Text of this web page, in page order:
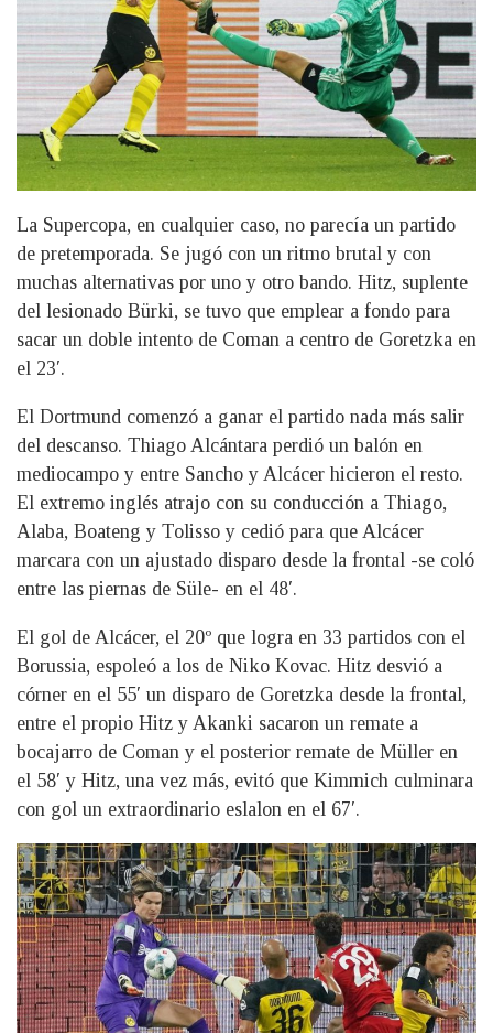
La Supercopa, en cualquier caso, no parecía un partido
de pretemporada. Se jugó con un ritmo brutal y con
muchas alternativas por uno y otro bando. Hitz, suplente
del lesionado Bürki, se tuvo que emplear a fondo para
sacar un doble intento de Coman a centro de Goretzka en
el 23′.
El Dortmund comenzó a ganar el partido nada más salir
del descanso. Thiago Alcántara perdió un balón en
mediocampo y entre Sancho y Alcácer hicieron el resto.
El extremo inglés atrajo con su conducción a Thiago,
Alaba, Boateng y Tolisso y cedió para que Alcácer
marcara con un ajustado disparo desde la frontal -se coló
entre las piernas de Süle- en el 48′.
El gol de Alcácer, el 20º que logra en 33 partidos con el
Borussia, espoleó a los de Niko Kovac. Hitz desvió a
córner en el 55′ un disparo de Goretzka desde la frontal,
entre el propio Hitz y Akanki sacaron un remate a
bocajarro de Coman y el posterior remate de Müller en
el 58′ y Hitz, una vez más, evitó que Kimmich culminara
con gol un extraordinario eslalon en el 67′.